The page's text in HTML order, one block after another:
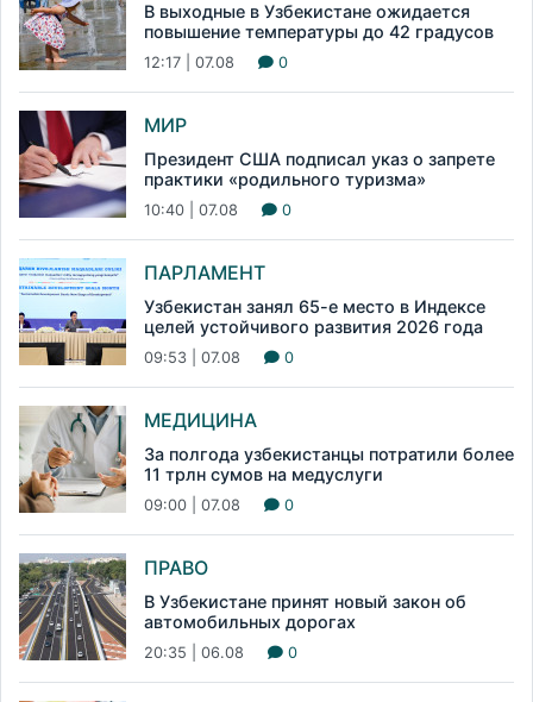
В выходные в Узбекистане ожидается
повышение температуры до 42 градусов
12:17 | 07.08 0
МИР
Президент США подписал указ о запрете
практики «родильного туризма»
10:40 | 07.08 0
ПАРЛАМЕНТ
Узбекистан занял 65-е место в Индексе
целей устойчивого развития 2026 года
09:53 | 07.08 0
МЕДИЦИНА
За полгода узбекистанцы потратили более
11 трлн сумов на медуслуги
09:00 | 07.08 0
ПРАВО
В Узбекистане принят новый закон об
автомобильных дорогах
20:35 | 06.08 0